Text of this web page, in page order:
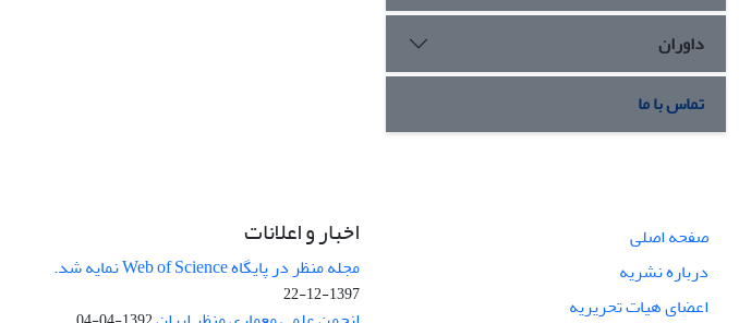
داوران
تماس با ما
صفحه اصلی
درباره نشریه
اعضای هیات تحریریه
اخبار و اعلانات
مجله منظر در پایگاه Web of Science نمایه شد.
1397-12-22